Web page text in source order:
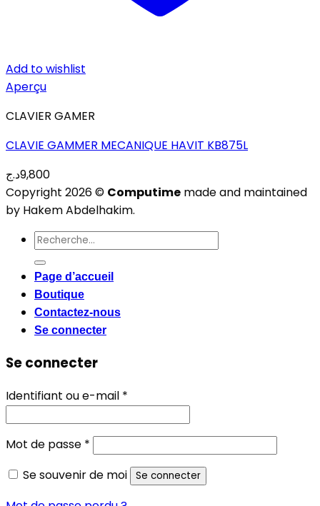
Add to wishlist
Aperçu
CLAVIER GAMER
CLAVIE GAMMER MECANIQUE HAVIT KB875L
9,800د.ج
Copyright 2026 © Computime made and maintained
by Hakem Abdelhakim.
Recherche
pour :
Page d’accueil
Boutique
Contactez-nous
Se connecter
Se connecter
Identifiant ou e-mail *
Mot de passe *
Se souvenir de moi
Se connecter